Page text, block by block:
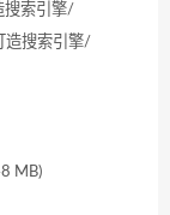
搜索引擎/
造搜索引擎/
MB)